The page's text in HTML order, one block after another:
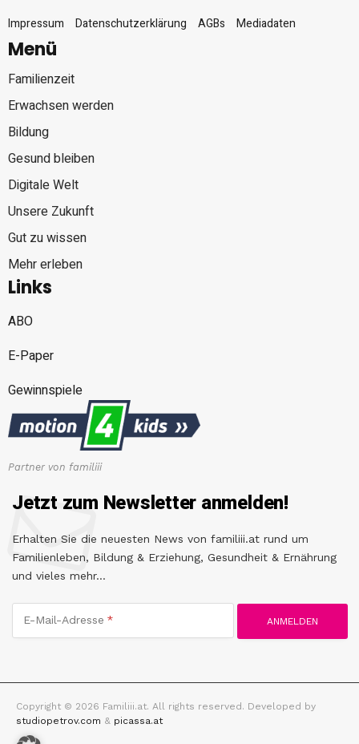
Impressum
Datenschutzerklärung AGBs Mediadaten
Menü
Familienzeit
Erwachsen werden
Bildung
Gesund bleiben
Digitale Welt
Unsere Zukunft
Gut zu wissen
Mehr erleben
Links
ABO
E-Paper
Gewinnspiele
Partner von familiii
Jetzt zum Newsletter anmelden!
Erhalten Sie die neuesten News von familiii.at rund um
Familienleben, Bildung & Erziehung, Gesundheit & Ernährung
und vieles mehr...
E-Mail-Adresse
Copyright © 2026 Familiii.at. All rights reserved. Developed by
studiopetrov.com & picassa.at